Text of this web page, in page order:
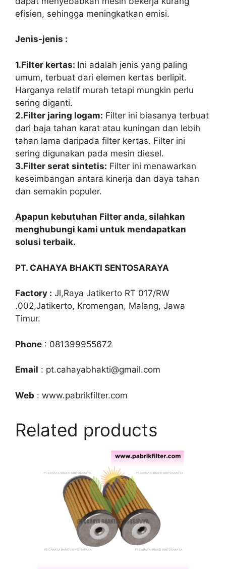
efisien, sehingga meningkatkan emisi.
Jenis-jenis :
1.Filter kertas: Ini adalah jenis yang paling
umum, terbuat dari elemen kertas berlipit.
Harganya relatif murah tetapi mungkin perlu
sering diganti.
2.Filter jaring logam: Filter ini biasanya terbuat
dari baja tahan karat atau kuningan dan lebih
tahan lama daripada filter kertas. Filter ini
sering digunakan pada mesin diesel.
3.Filter serat sintetis: Filter ini menawarkan
keseimbangan antara kinerja dan daya tahan
dan semakin populer.
Apapun kebutuhan Filter anda, silahkan
menghubungi kami untuk mendapatkan
solusi terbaik.
PT. CAHAYA BHAKTI SENTOSARAYA
Factory : Jl,Raya Jatikerto RT 017/RW
.002,Jatikerto, Kromengan, Malang, Jawa
Timur.
Phone : 081399955672
Email : pt.cahayabhakti@gmail.com
Web : www.pabrikfilter.com
Related products